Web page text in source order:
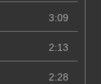
3:09
2:13
2:28